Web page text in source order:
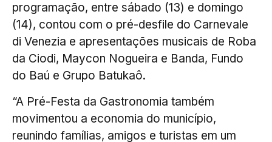
programação, entre sábado (13) e domingo
(14), contou com o pré-desfile do Carnevale
di Venezia e apresentações musicais de Roba
da Ciodi, Maycon Nogueira e Banda, Fundo
do Baú e Grupo Batukaô.
“A Pré-Festa da Gastronomia também
movimentou a economia do município,
reunindo famílias, amigos e turistas em um